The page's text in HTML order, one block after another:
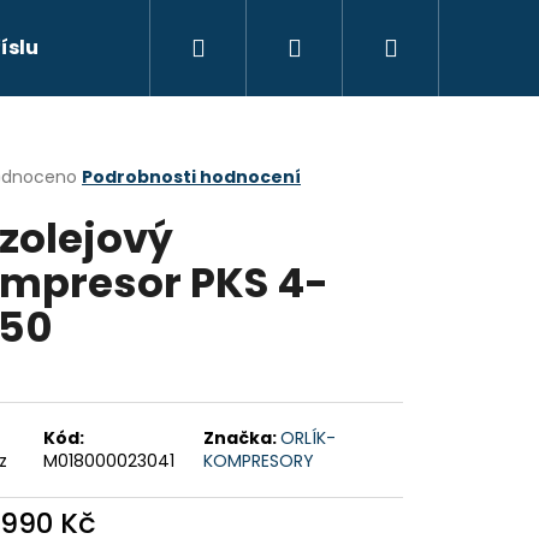
Náhradní díly Výprodej
Přihlášení
Podrobnosti hodnocení
PKS 4-
Kód:
M018000023041
Značka:ORLÍK-
KOMPRESORY
Kč
Následující